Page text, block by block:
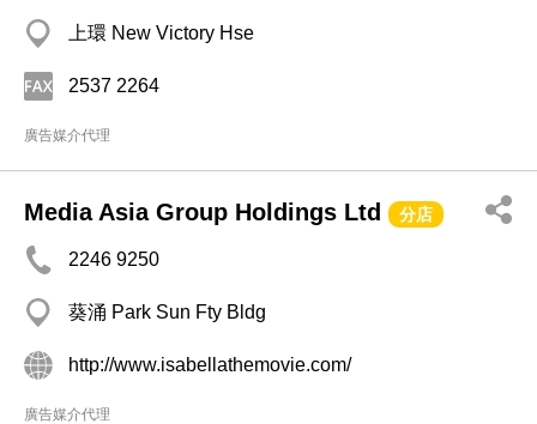
上環 New Victory Hse
2537 2264
廣告媒介代理
Media Asia Group Holdings Ltd 分店
2246 9250
葵涌 Park Sun Fty Bldg
http://www.isabellathemovie.com/
廣告媒介代理